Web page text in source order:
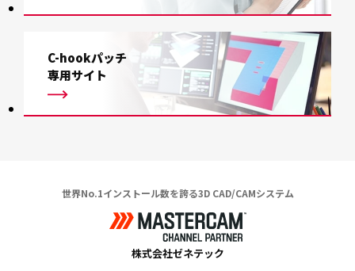
C-hookパッチ
専用サイト
世界No.1インストール数を誇る3D CAD/CAMシステム
株式会社ゼネテック